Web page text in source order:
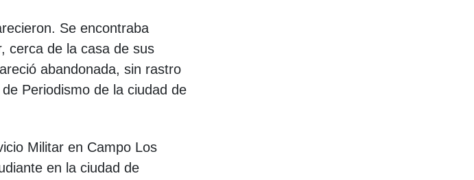
Se encontraba
cerca de la casa de sus
abandonada, sin rastro
Periodismo de la ciudad de
Militar en Campo Los
en la ciudad de